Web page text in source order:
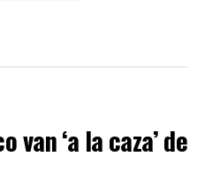
van ‘a la caza’ de